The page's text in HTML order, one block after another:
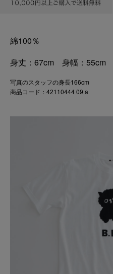
綿100％
身丈：67cm 身幅：55cm
写真のスタッフの身長166cm
商品コード：42110444 09 a